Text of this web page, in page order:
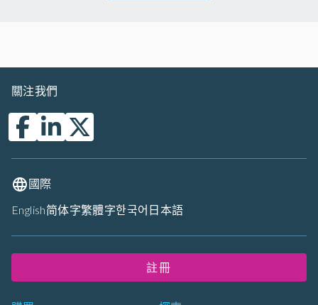
關注我們
國際
English简体字繁體字한국어 日本語
註冊